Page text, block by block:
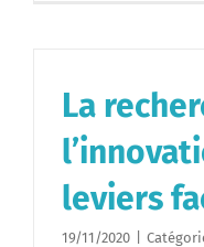
La
leviers
19/11/2020